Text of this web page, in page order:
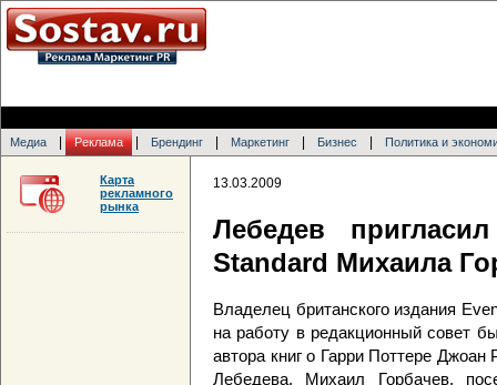
Медиа Реклама Брендинг Маркетинг Бизнес Политика и
13.03.2009
Лебедев
Standard Михаила
Владелец британского издания
на работу в редакционный совет
автора книг о Гарри Поттере
Лебедева, Михаил Горбачев,
Карта
рекламного
рынка